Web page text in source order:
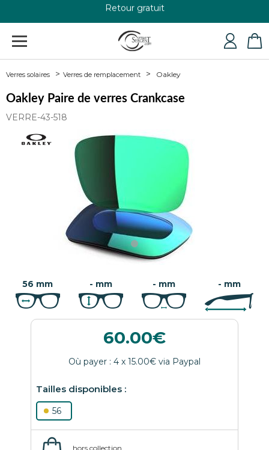
+33 4 79 24 76 84
Verres solaires Verres de remplacement Oakley
Oakley Paire de verres Crankcase
VERRE-43-518
56 mm - mm - mm - mm
60.00
56